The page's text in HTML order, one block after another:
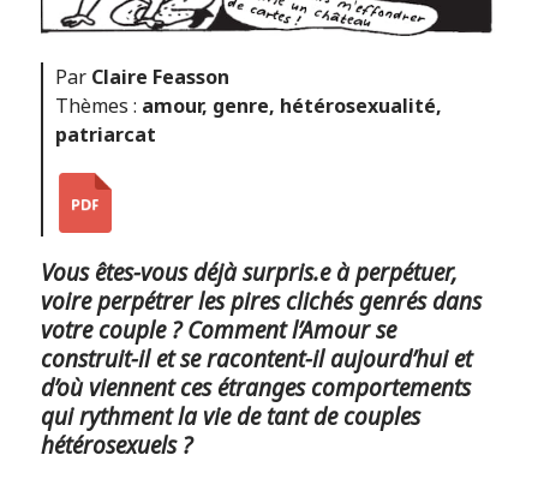
Par Claire Feasson
Thèmes : amour, genre, hétérosexualité,
patriarcat
Vous êtes-vous déjà surpris.e à perpétuer,
voire perpétrer les pires clichés genrés dans
votre couple ? Comment l’Amour se
construit-il et se racontent-il aujourd’hui et
d’où viennent ces étranges comportements
qui rythment la vie de tant de couples
hétérosexuels ?